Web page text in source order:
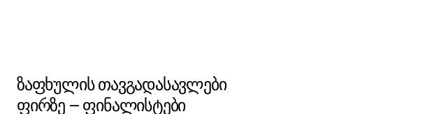
ზაფხულის თავგადასავლები
ფირზე – ფინალისტები